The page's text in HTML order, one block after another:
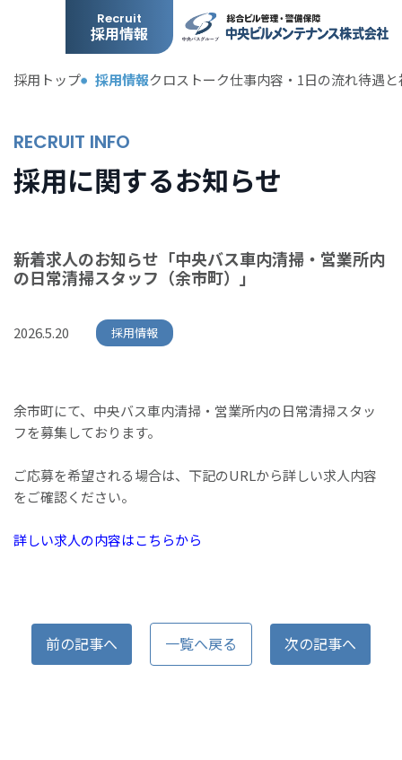
Recruit
採用情報
採用トップ 採用情報クロストーク仕事内容・1日の流れ待遇と
RECRUIT INFO
採用に関するお知らせ
新着求人のお知らせ「中央バス車内清掃・営業所内
の日常清掃スタッフ（余市町）」
2026.5.20 採用情報
余市町にて、中央バス車内清掃・営業所内の日常清掃スタッ
フを募集しております。
ご応募を希望される場合は、下記のURLから詳しい求人内容
をご確認ください。
詳しい求人の内容はこちらから
前の記事へ 一覧へ戻る 次の記事へ